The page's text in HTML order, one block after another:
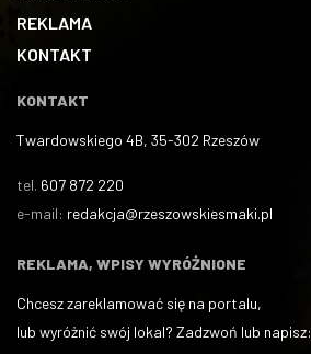
REKLAMA
KONTAKT
KONTAKT
Twardowskiego 4B, 35-302 Rzeszów
tel. 607 872 220
e-mail: redakcja@rzeszowskiesmaki.pl
REKLAMA, WPISY WYRÓŻNIONE
Chcesz zareklamować się na portalu,
lub wyróżnić swój lokal? Zadzwoń lub napisz: